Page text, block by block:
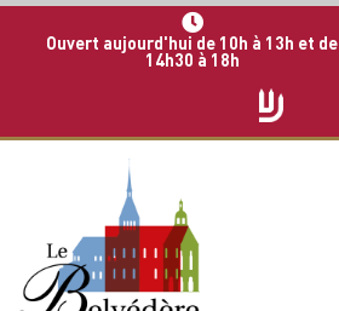
Ouvert aujourd'hui de 10h à 13h et de
14h30 à 18h